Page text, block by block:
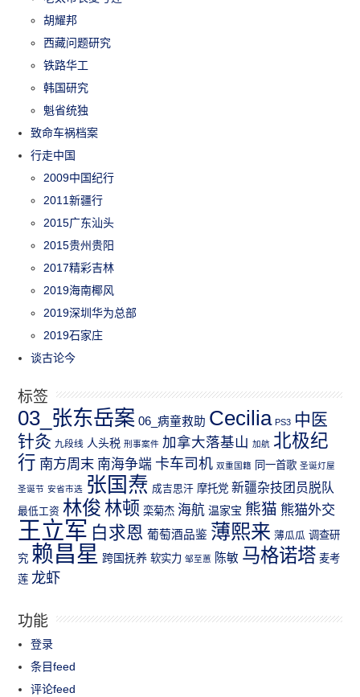
胡耀邦
西藏问题研究
铁路华工
韩国研究
魁省统独
致命车祸档案
行走中国
2009中国纪行
2011新疆行
2015广东汕头
2015贵州贵阳
2017精彩吉林
2019海南椰风
2019深圳华为总部
2019石家庄
谈古论今
标签
03_张东岳案 06_病童救助 Cecilia PS3 中医
针灸 九段线 人头税 刑事案件 加拿大落基山 加航 北极纪
行 南方周末 南海争端 卡车司机 双重国籍 同一首歌 圣诞灯屋
圣诞节 安省市选 张国焘 成吉思汗 摩托党 新疆杂技团员脱队
最低工资 林俊 林顿 栾菊杰 海航 温家宝 熊猫 熊猫外交
王立军 白求恩 葡萄酒品鉴 薄熙来 薄瓜瓜 调查研
究 赖昌星 跨国抚养 软实力 邹至蕙 陈敏 马格诺塔 麦考
莲 龙虾
功能
登录
条目feed
评论feed